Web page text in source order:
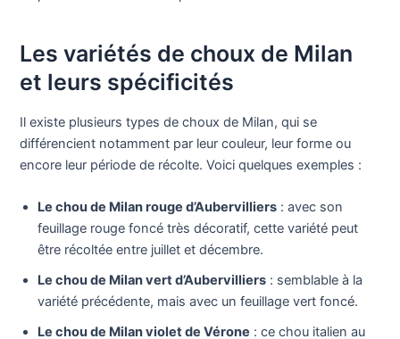
Les variétés de choux de Milan
et leurs spécificités
Il existe plusieurs types de choux de Milan, qui se
différencient notamment par leur couleur, leur forme ou
encore leur période de récolte. Voici quelques exemples :
Le chou de Milan rouge d’Aubervilliers : avec son
feuillage rouge foncé très décoratif, cette variété peut
être récoltée entre juillet et décembre.
Le chou de Milan vert d’Aubervilliers : semblable à la
variété précédente, mais avec un feuillage vert foncé.
Le chou de Milan violet de Vérone : ce chou italien au